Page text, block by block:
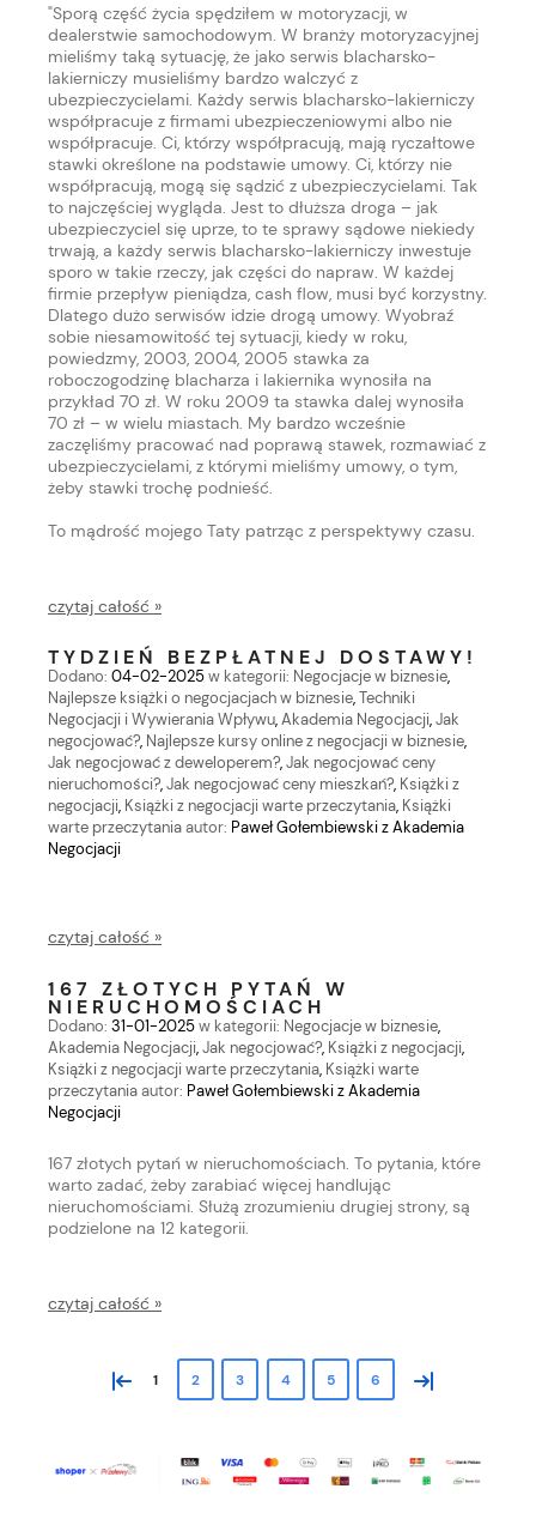
"Sporą część życia spędziłem w motoryzacji, w
dealerstwie samochodowym. W branży motoryzacyjnej
mieliśmy taką sytuację, że jako serwis blacharsko-
lakierniczy musieliśmy bardzo walczyć z
ubezpieczycielami. Każdy serwis blacharsko-lakierniczy
współpracuje z firmami ubezpieczeniowymi albo nie
współpracuje. Ci, którzy współpracują, mają ryczałtowe
stawki określone na podstawie umowy. Ci, którzy nie
współpracują, mogą się sądzić z ubezpieczycielami. Tak
to najczęściej wygląda. Jest to dłuższa droga – jak
ubezpieczyciel się uprze, to te sprawy sądowe niekiedy
trwają, a każdy serwis blacharsko-lakierniczy inwestuje
sporo w takie rzeczy, jak części do napraw. W każdej
firmie przepływ pieniądza, cash flow, musi być korzystny.
Dlatego dużo serwisów idzie drogą umowy. Wyobraź
sobie niesamowitość tej sytuacji, kiedy w roku,
powiedzmy, 2003, 2004, 2005 stawka za
roboczogodzinę blacharza i lakiernika wynosiła na
przykład 70 zł. W roku 2009 ta stawka dalej wynosiła
70 zł – w wielu miastach. My bardzo wcześnie
zaczęliśmy pracować nad poprawą stawek, rozmawiać z
ubezpieczycielami, z którymi mieliśmy umowy, o tym,
żeby stawki trochę podnieść.
To mądrość mojego Taty patrząc z perspektywy czasu.
czytaj całość »
TYDZIEŃ BEZPŁATNEJ DOSTAWY!
Dodano: 04-02-2025w kategorii: Negocjacje w biznesie,
Najlepsze książki o negocjacjach w biznesie,Techniki
Negocjacji i Wywierania Wpływu,Akademia Negocjacji,Jak
negocjować?, Najlepsze kursy online z negocjacji w biznesie,
Jak negocjować z deweloperem?,Jak negocjować ceny
nieruchomości?,Jak negocjować ceny mieszkań?, Książki z
negocjacji, Książki z negocjacji warte przeczytania, Książki
warte przeczytaniaautor: Paweł Gołembiewski z Akademia
Negocjacji
czytaj całość »
167 ZŁOTYCH PYTAŃ W
NIERUCHOMOŚCIACH
Dodano: 31-01-2025w kategorii: Negocjacje w biznesie,
Akademia Negocjacji,Jak negocjować?, Książki z negocjacji,
Książki z negocjacji warte przeczytania, Książki warte
przeczytaniaautor: Paweł Gołembiewski z Akademia
Negocjacji
167 złotych pytań w nieruchomościach. To pytania, które
warto zadać, żeby zarabiać więcej handlując
nieruchomościami. Służą zrozumieniu drugiej strony, są
podzielone na 12 kategorii.
czytaj całość »
« 1 2 3 4 5 6 »